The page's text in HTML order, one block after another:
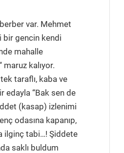
var. Mehmet
bir gencin kendi
mahalle
kalıyor.
taraflı, kaba ve
edayla “Bak sen de
(kasap) izlenimi
odasına kapanıp,
ilginç tabi…! Şiddete
saklı buldum